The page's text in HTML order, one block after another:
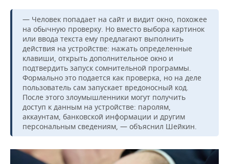
— Человек попадает на сайт и видит окно, похожее
на обычную проверку. Но вместо выбора картинок
или ввода текста ему предлагают выполнить
действия на устройстве: нажать определенные
клавиши, открыть дополнительное окно и
подтвердить запуск сомнительной программы.
Формально это подается как проверка, но на деле
пользователь сам запускает вредоносный код.
После этого злоумышленники могут получить
доступ к данным на устройстве: паролям,
аккаунтам, банковской информации и другим
персональным сведениям, — объяснил Шейкин.